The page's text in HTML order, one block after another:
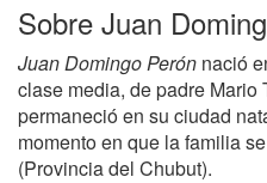
Sobre Juan
Juan Domingo Perón nació
clase media, de padre Mario
permaneció en su ciudad
momento en que la familia
(Provincia del Chubut).